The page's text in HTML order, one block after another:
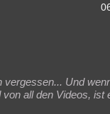
vergessen... Und
all den Videos, ist